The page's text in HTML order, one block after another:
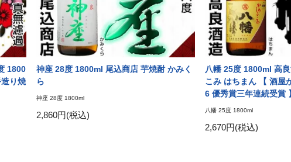
1800
り焼
神座 28度 1800ml 尾込商店 芋焼酎 かみく
ら
神座 28度 1800ml
2,860円(税込)
八幡 25度 1800ml 高
こみ はちまん 【 酒屋
6 優秀賞三年連続受賞
八幡 25度 1800ml
2,670円(税込)